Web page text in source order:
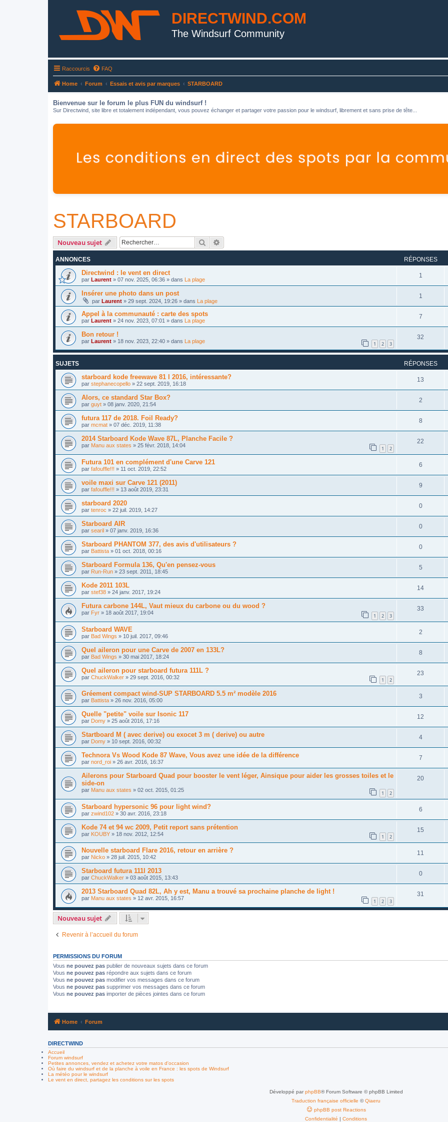
DIRECTWIND.COM
The Windsurf Community
Raccourcis FAQ
Home Forum Essais et avis par marques STARBOARD
Bienvenue sur le forum le plus FUN du windsurf !
Sur Directwind, site libre et totalement indépendant, vous pouvez échanger et partager votre passion pour le windsurf, librement et sans prise de tête...
STARBOARD
Nouveau sujet Rechercher
ANNONCES RÉPONSES
Directwind : le vent en direct
par Laurent » 07 nov. 2025, 06:36 » dans La plage
1
Insérer une photo dans un post
par Laurent » 29 sept. 2024, 19:26 » dans La plage
1
Appel à la communauté : carte des spots
par Laurent » 24 nov. 2023, 07:01 » dans La plage
7
Bon retour !
par Laurent » 18 nov. 2023, 22:40 » dans La plage 1 2 3
32
SUJETS RÉPONSES
starboard kode freewave 81 l 2016, intéressante?
par stephanecopello » 22 sept. 2019, 16:18
13
Alors, ce standard Star Box?
par guyt » 08 janv. 2020, 21:54
2
futura 117 de 2018. Foil Ready?
par mcmat » 07 déc. 2019, 11:38
8
2014 Starboard Kode Wave 87L, Planche Facile ?
par Manu aux states » 25 févr. 2018, 14:04 1 2
22
Futura 101 en complément d'une Carve 121
par fafouffle!!! » 11 oct. 2019, 22:52
6
voile maxi sur Carve 121 (2011)
par fafouffle!!! » 13 août 2019, 23:31
9
starboard 2020
par tenroc » 22 juil. 2019, 14:27
0
Starboard AIR
par searil » 07 janv. 2019, 16:36
0
Starboard PHANTOM 377, des avis d'utilisateurs ?
par Battista » 01 oct. 2018, 00:16
0
Starboard Formula 136, Qu'en pensez-vous
par Run-Run » 23 sept. 2011, 18:45
5
Kode 2011 103L
par stef38 » 24 janv. 2017, 19:24
14
Futura carbone 144L, Vaut mieux du carbone ou du wood ?
par Fyr » 18 août 2017, 19:04 1 2 3
33
Starboard WAVE
par Bad Wings » 10 juil. 2017, 09:46
2
Quel aileron pour une Carve de 2007 en 133L?
par Bad Wings » 30 mai 2017, 18:24
8
Quel aileron pour starboard futura 111L ?
par ChuckWalker » 29 sept. 2016, 00:32 1 2
23
Gréement compact wind-SUP STARBOARD 5.5 m² modèle 2016
par Battista » 26 nov. 2016, 05:00
3
Quelle "petite" voile sur Isonic 117
par Domy » 25 août 2016, 17:16
12
Startboard M ( avec derive) ou exocet 3 m ( derive) ou autre
par Domy » 10 sept. 2016, 00:32
4
Technora Vs Wood Kode 87 Wave, Vous avez une idée de la différence
par nord_roi » 26 avr. 2016, 16:37
7
Ailerons pour Starboard Quad pour booster le vent léger, Ainsique pour aider les grosses toiles et le
side-on
par Manu aux states » 02 oct. 2015, 01:25 1 2
20
Starboard hypersonic 96 pour light wind?
par zwind102 » 30 avr. 2016, 23:18
6
Kode 74 et 94 wc 2009, Petit report sans prétention
par KOUBY » 18 nov. 2012, 12:54 1 2
15
Nouvelle starboard Flare 2016, retour en arrière ?
par Nicko » 28 juil. 2015, 10:42
11
Starboard futura 111l 2013
par ChuckWalker » 03 août 2015, 13:43
0
2013 Starboard Quad 82L, Ah y est, Manu a trouvé sa prochaine planche de light !
par Manu aux states » 12 avr. 2015, 16:57 1 2 3
31
Nouveau sujet
Revenir à l’accueil du forum
PERMISSIONS DU FORUM
Vous ne pouvez pas publier de nouveaux sujets dans ce forum
Vous ne pouvez pas répondre aux sujets dans ce forum
Vous ne pouvez pas modifier vos messages dans ce forum
Vous ne pouvez pas supprimer vos messages dans ce forum
Vous ne pouvez pas importer de pièces jointes dans ce forum
Home Forum
DIRECTWIND
Accueil
Forum windsurf
Petites annonces, vendez et achetez votre matos d'occasion
Où faire du windsurf et de la planche à voile en France : les spots de Windsurf
La météo pour le windsurf
Le vent en direct, partagez les conditions sur les spots
Développé parphpBB® Forum Software © phpBB Limited
Traduction française officielle ©Qiaeru
phpBB post Reactions
Confidentialité | Conditions